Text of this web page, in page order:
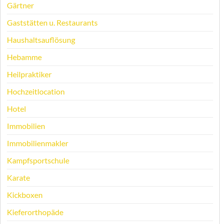
Gärtner
Gaststätten u. Restaurants
Haushaltsauflösung
Hebamme
Heilpraktiker
Hochzeitlocation
Hotel
Immobilien
Immobilienmakler
Kampfsportschule
Karate
Kickboxen
Kieferorthopäde